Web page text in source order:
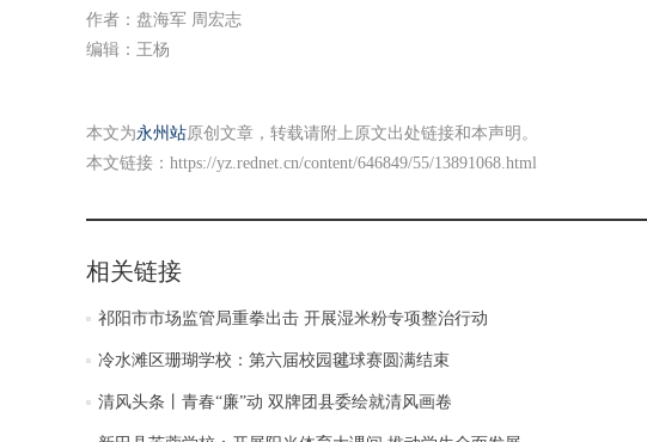
作者：盘海军 周宏志
编辑：王杨
本文为永州站原创文章，转载请附上原文出处链接和本声明。
本文链接： https://yz.rednet.cn/content/646849/55/13891068.html
相关链接
祁阳市市场监管局重拳出击 开展湿米粉专项整治行动
冷水滩区珊瑚学校：第六届校园毽球赛圆满结束
清风头条丨青春“廉”动 双牌团县委绘就清风画卷